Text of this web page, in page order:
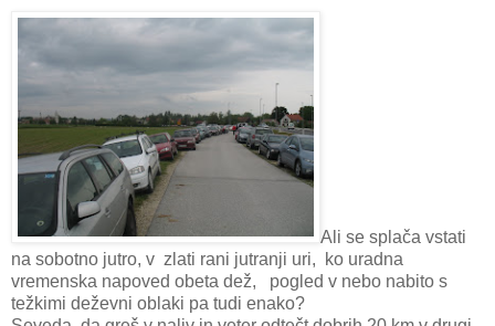
Ali se splača vstati
na sobotno jutro, v zlati rani jutranji uri, ko uradna
vremenska napoved obeta dež, pogled v nebo nabito s
težkimi deževni oblaki pa tudi enako?